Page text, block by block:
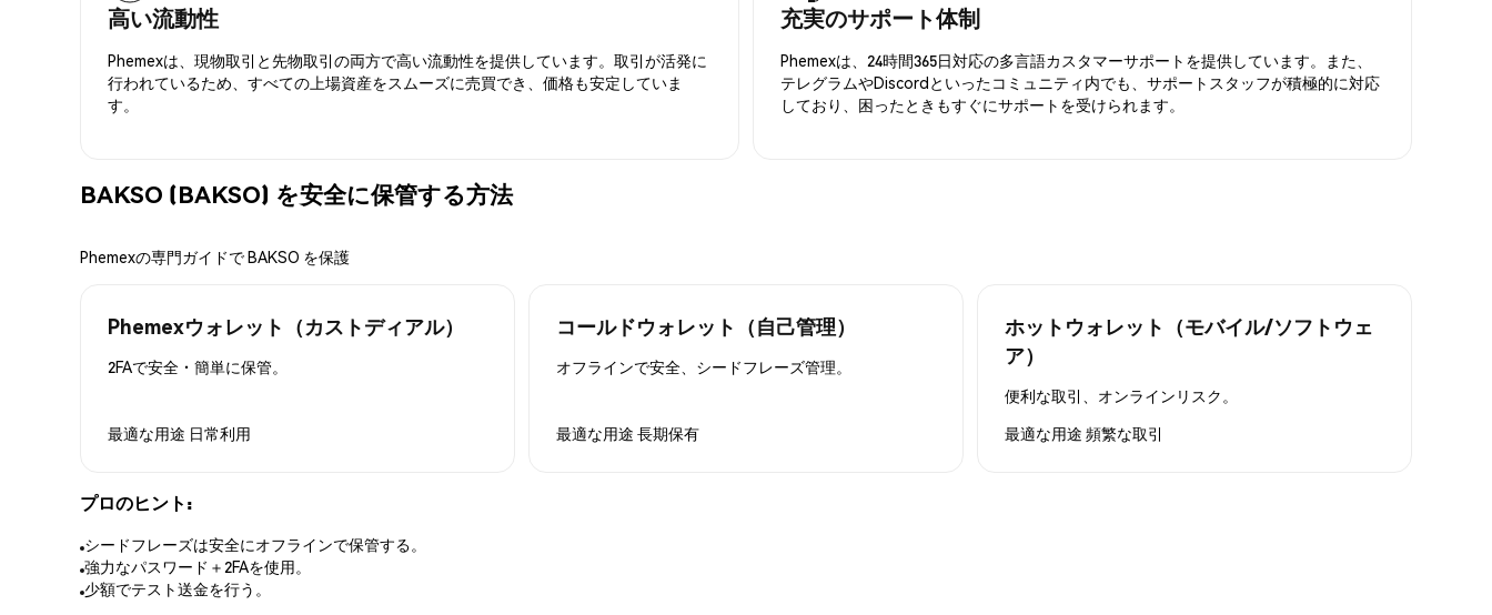
高い流動性
Phemexは、現物取引と先物取引の両方で高い流動性を提供しています。取引が活発に
行われているため、すべての上場資産をスムーズに売買でき、価格も安定していま
す。
充実のサポート体制
Phemexは、24時間365日対応の多言語カスタマーサポートを提供しています。また、
テレグラムやDiscordといったコミュニティ内でも、サポートスタッフが積極的に対応
しており、困ったときもすぐにサポートを受けられます。
BAKSO (BAKSO) を安全に保管する方法
Phemexの専門ガイドで BAKSO を保護
Phemexウォレット（カストディアル）
2FAで安全・簡単に保管。
最適な用途 日常利用
コールドウォレット（自己管理）
オフラインで安全、シードフレーズ管理。
最適な用途 長期保有
ホットウォレット（モバイル/ソフトウェ
ア）
便利な取引、オンラインリスク。
最適な用途 頻繁な取引
プロのヒント:
シードフレーズは安全にオフラインで保管する。
強力なパスワード＋2FAを使用。
少額でテスト送金を行う。